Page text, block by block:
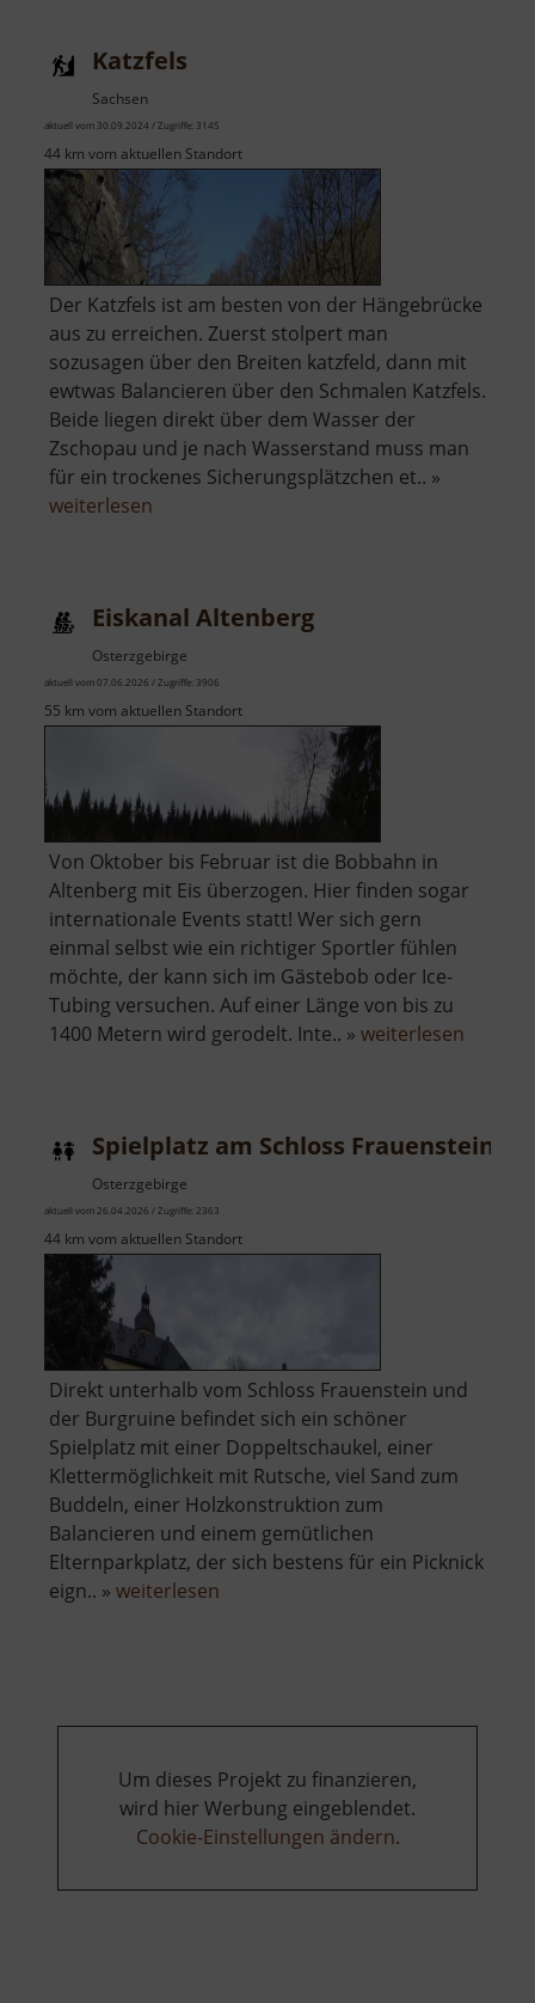
Katzfels
Sachsen
aktuell vom 30.09.2024 / Zugriffe: 3145
44 km vom aktuellen Standort
Der Katzfels ist am besten von der Hängebrücke
aus zu erreichen. Zuerst stolpert man
sozusagen über den Breiten katzfeld, dann mit
ewtwas Balancieren über den Schmalen Katzfels.
Beide liegen direkt über dem Wasser der
Zschopau und je nach Wasserstand muss man
für ein trockenes Sicherungsplätzchen et.. »
weiterlesen
Eiskanal Altenberg
Osterzgebirge
aktuell vom 07.06.2026 / Zugriffe: 3906
55 km vom aktuellen Standort
Von Oktober bis Februar ist die Bobbahn in
Altenberg mit Eis überzogen. Hier finden sogar
internationale Events statt! Wer sich gern
einmal selbst wie ein richtiger Sportler fühlen
möchte, der kann sich im Gästebob oder Ice-
Tubing versuchen. Auf einer Länge von bis zu
1400 Metern wird gerodelt. Inte.. » weiterlesen
Spielplatz am Schloss Frauenstein
Osterzgebirge
aktuell vom 26.04.2026 / Zugriffe: 2363
44 km vom aktuellen Standort
Direkt unterhalb vom Schloss Frauenstein und
der Burgruine befindet sich ein schöner
Spielplatz mit einer Doppeltschaukel, einer
Klettermöglichkeit mit Rutsche, viel Sand zum
Buddeln, einer Holzkonstruktion zum
Balancieren und einem gemütlichen
Elternparkplatz, der sich bestens für ein Picknick
eign.. » weiterlesen
Um dieses Projekt zu finanzieren,
wird hier Werbung eingeblendet.
Cookie-Einstellungen ändern.